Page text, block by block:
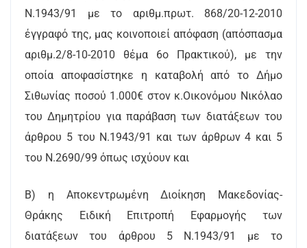
Ν.1943/91 με το αριθμ.πρωτ. 868/20-12-2010
έγγραφό της, μας κοινοποιεί απόφαση (απόσπασμα
αριθμ.2/8-10-2010 θέμα 6ο Πρακτικού), με την
οποία αποφασίστηκε η καταβολή από το Δήμο
Σιθωνίας ποσού 1.000€ στον κ.Οικονόμου Νικόλαο
του Δημητρίου για παράβαση των διατάξεων του
άρθρου 5 του Ν.1943/91 και των άρθρων 4 και 5
του Ν.2690/99 όπως ισχύουν και
Β) η Αποκεντρωμένη Διοίκηση Μακεδονίας-
Θράκης Ειδική Επιτροπή Εφαρμογής των
διατάξεων του άρθρου 5 Ν.1943/91 με το